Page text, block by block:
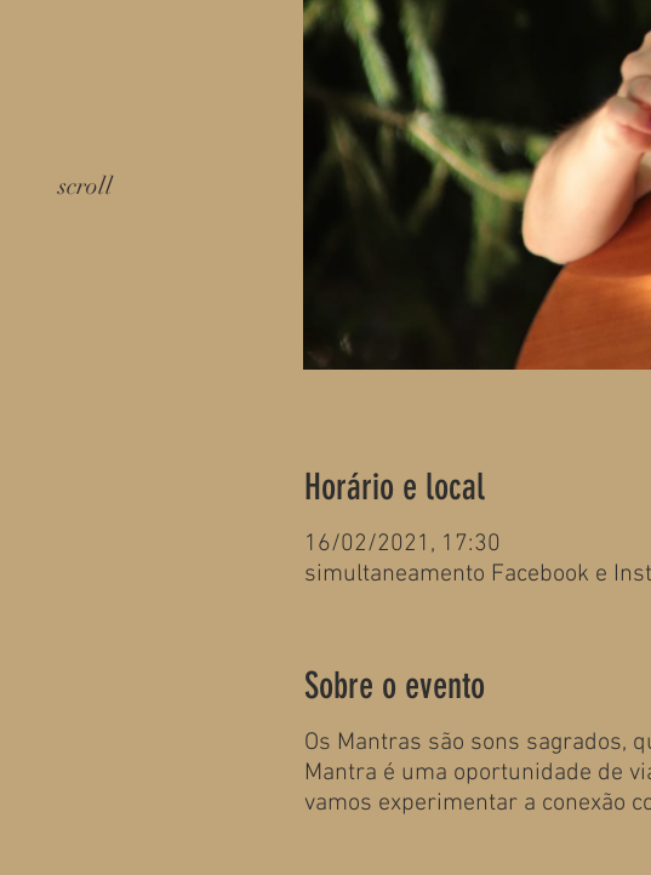
scroll
Horário e local
16/02/2021, 17:30
simultaneamento Facebook e
Sobre o evento
Os Mantras são sons sagrados,
Mantra é uma oportunidade de
vamos experimentar a conexão